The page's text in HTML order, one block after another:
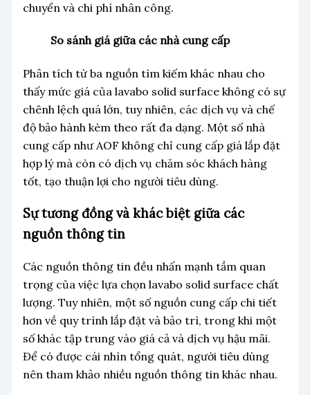
chuyển và chi phí nhân công.
So sánh giá giữa các nhà cung cấp
Phân tích từ ba nguồn tìm kiếm khác nhau cho
thấy mức giá của lavabo solid surface không có sự
chênh lệch quá lớn, tuy nhiên, các dịch vụ và chế
độ bảo hành kèm theo rất đa dạng. Một số nhà
cung cấp như AOF không chỉ cung cấp giá lắp đặt
hợp lý mà còn có dịch vụ chăm sóc khách hàng
tốt, tạo thuận lợi cho người tiêu dùng.
Sự tương đồng và khác biệt giữa các
nguồn thông tin
Các nguồn thông tin đều nhấn mạnh tầm quan
trọng của việc lựa chọn lavabo solid surface chất
lượng. Tuy nhiên, một số nguồn cung cấp chi tiết
hơn về quy trình lắp đặt và bảo trì, trong khi một
số khác tập trung vào giá cả và dịch vụ hậu mãi.
Để có được cái nhìn tổng quát, người tiêu dùng
nên tham khảo nhiều nguồn thông tin khác nhau.